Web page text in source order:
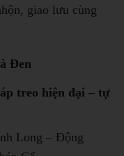
giao lưu cùng
Đen
treo hiện đại – tự
Long – Động